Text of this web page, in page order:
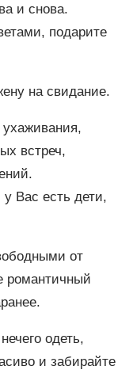
и снова.
подарите
на свидание.
встреч,
Вас есть дети,
от
романтичный
одеть,
и забирайте